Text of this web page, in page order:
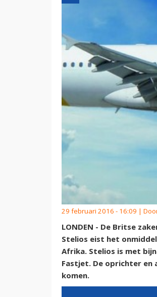
29 februari 2016 - 16:09 |
LONDEN - De Britse
Stelios eist het
Afrika. Stelios is met
Fastjet. De oprichter en
komen.